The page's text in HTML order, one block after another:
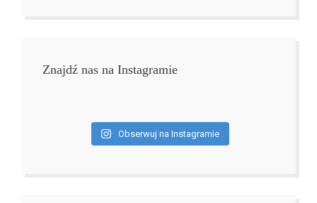
Znajdź nas na Instagramie
Obserwuj na Instagramie